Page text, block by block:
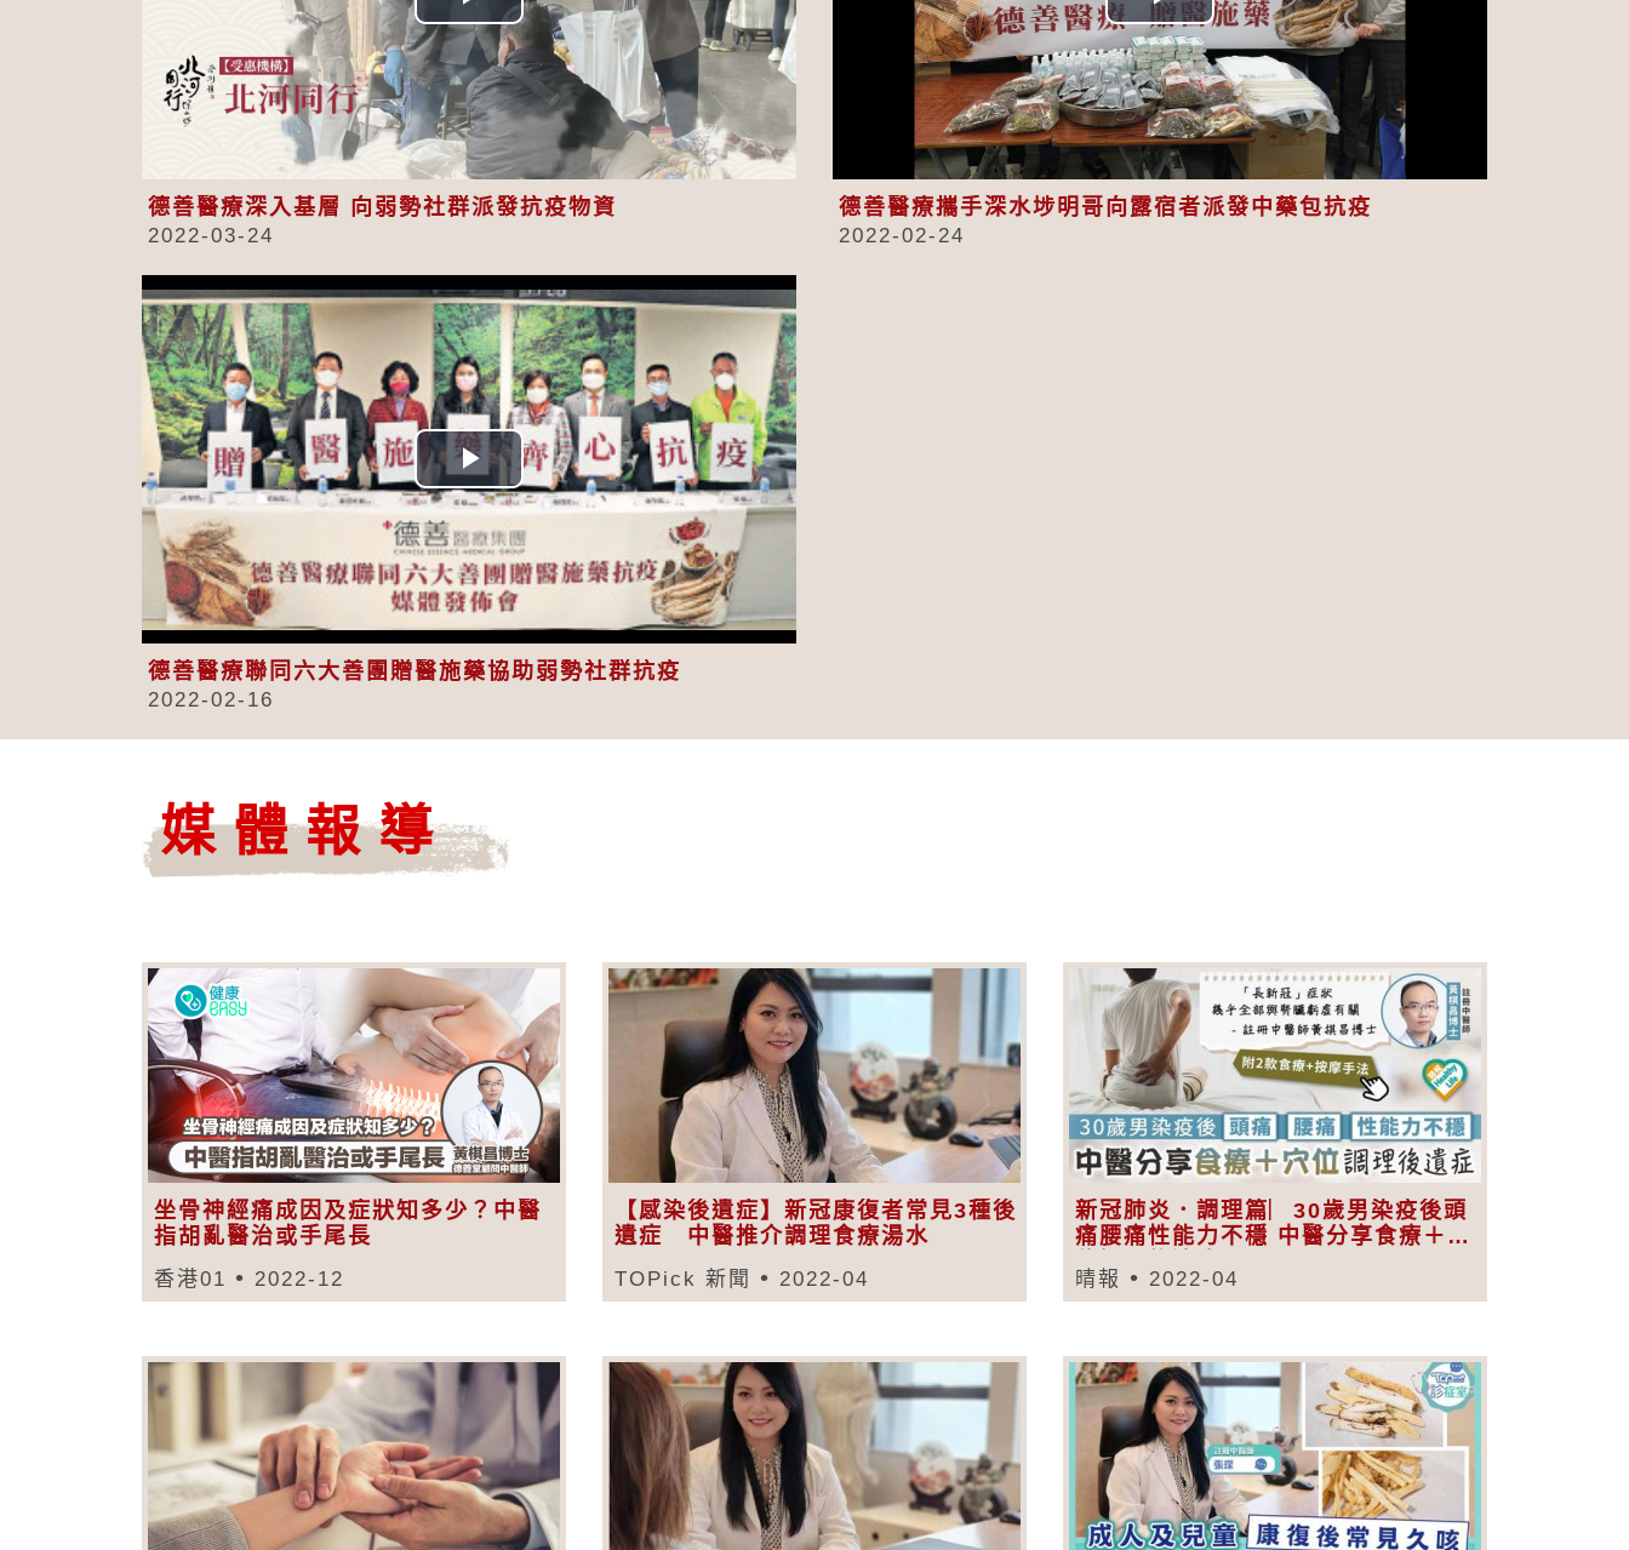
Play
Video
德善醫療深入基層 向弱勢社群派發抗疫物資
2022-03-24
Play
Video
德善醫療攜手深水埗明哥向露宿者派發中藥包抗疫
2022-02-24
Play
Video
德善醫療聯同六大善團贈醫施藥協助弱勢社群抗疫
2022-02-16
媒體報導
坐骨神經痛成因及症狀知多少？中醫
指胡亂醫治或手尾長
香港01 2022-12
【感染後遺症】新冠康復者常見3種後
遺症 中醫推介調理食療湯水
TOPick 新聞 2022-04
新冠肺炎．調理篇︳30歲男染疫後頭
痛腰痛性能力不穩 中醫分享食療＋穴
晴報 2022-04